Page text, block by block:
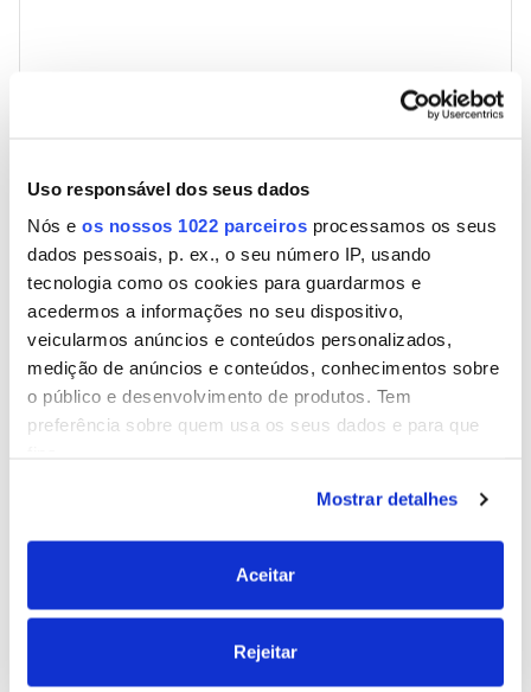
Uso responsável dos seus dados
Nós e os nossos 1022 parceiros processamos os seus
dados pessoais, p. ex., o seu número IP, usando
tecnologia como os cookies para guardarmos e
acedermos a informações no seu dispositivo,
veicularmos anúncios e conteúdos personalizados,
medição de anúncios e conteúdos, conhecimentos sobre
o público e desenvolvimento de produtos. Tem
preferência sobre quem usa os seus dados e para que
Se permitir, gostaríamos também de:
Recolher informações sobre a sua localização
geográfica as quais podem ter uma precisão de
ativa as características específicas (impressão
digital)
Mostrar detalhes
Aceitar
Rejeitar
Nome
Email
Site